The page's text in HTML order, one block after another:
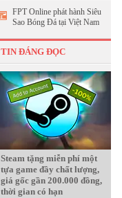
FPT Online phát hành Siêu
Sao Bóng Đá tại Việt Nam
TIN ĐÁNG ĐỌC
Steam tặng miễn phí một
tựa game đầy chất lượng,
giá gốc gần 200.000 đồng,
thời gian có hạn